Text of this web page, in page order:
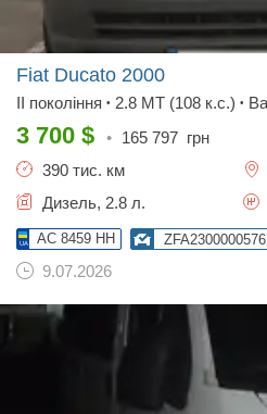
Fiat Ducato 2000
II покоління • 2.8 MT (108 к.с.) •
3 700 $ • 165 797 грн
390 тис. км
Дизель, 2.8 л.
AC 8459 HH
9.07.2026